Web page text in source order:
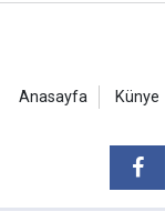
Anasayfa Künye